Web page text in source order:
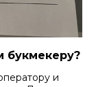
букмекеру?
и